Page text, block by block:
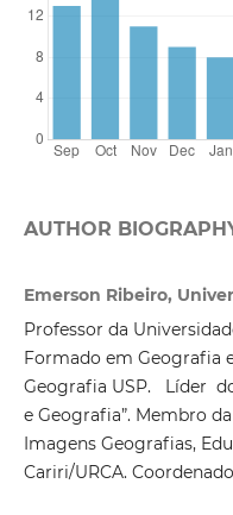
AUTHOR
Emerson Ribeiro,
Professor da
Formado em Geografia
Geografia USP. Líder
e Geografia”. Membro
Imagens Geografias,
Cariri/URCA.